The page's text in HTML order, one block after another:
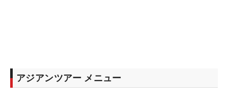
アジアンツアー メニュー